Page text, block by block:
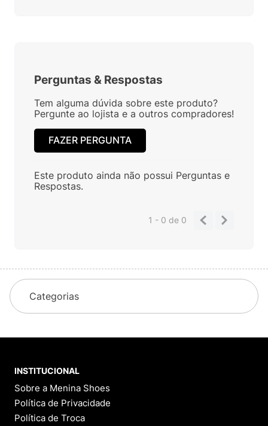
Perguntas & Respostas
Tem alguma dúvida sobre este produto?
Pergunte ao lojista e a outros compradores!
FAZER PERGUNTA
Este produto ainda não possui Perguntas e
Respostas.
1 - 0de 0
Categorias
INSTITUCIONAL
Sobre a Menina Shoes
Política de Privacidade
Política de Troca